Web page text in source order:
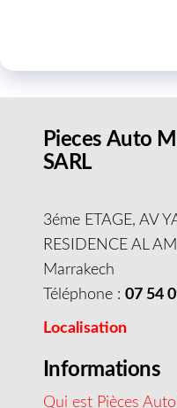
Pieces Auto
SARL
3éme ETAGE, AV
RESIDENCE AL
Marrakech
Téléphone : 07 54
Localisation
Informations
Qui est Pièces